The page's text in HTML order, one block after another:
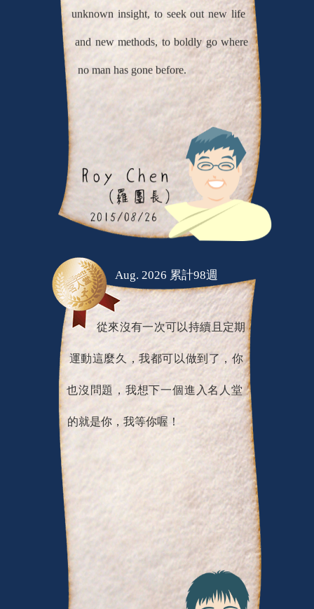
unknown insight, to seek out new life
and new methods, to boldly go where
no man has gone before.
從來沒有一次可以持續且定期
運動這麼久，我都可以做到了，你
也沒問題，我想下一個進入名人堂
的就是你，我等你喔！